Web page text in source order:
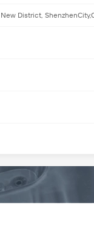
District,